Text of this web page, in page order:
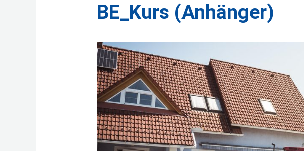
BE_Kurs (Anhänger)